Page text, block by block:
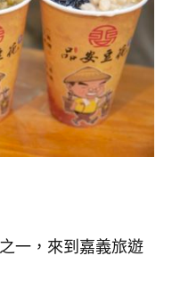
一，來到嘉義旅遊